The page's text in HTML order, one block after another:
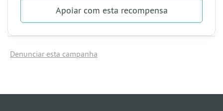
Apoiarcom esta recompensa
Denunciar esta campanha